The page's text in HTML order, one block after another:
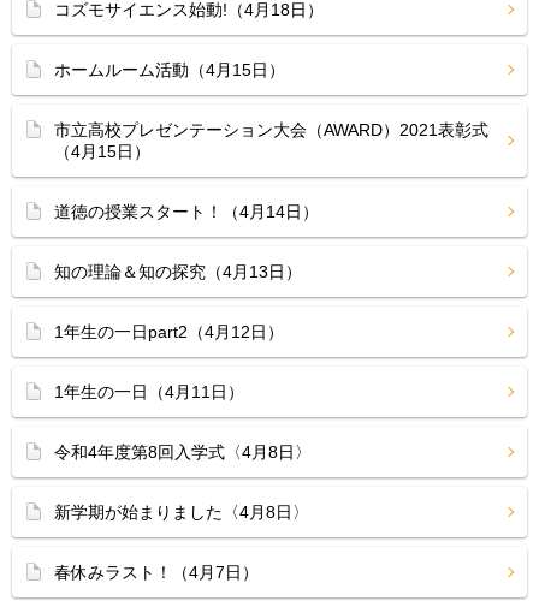
コズモサイエンス始動!（4月18日）
ホームルーム活動（4月15日）
市立高校プレゼンテーション大会（AWARD）2021表彰式
（4月15日）
道徳の授業スタート！（4月14日）
知の理論＆知の探究（4月13日）
1年生の一日part2（4月12日）
1年生の一日（4月11日）
令和4年度第8回入学式〈4月8日〉
新学期が始まりました〈4月8日〉
春休みラスト！（4月7日）